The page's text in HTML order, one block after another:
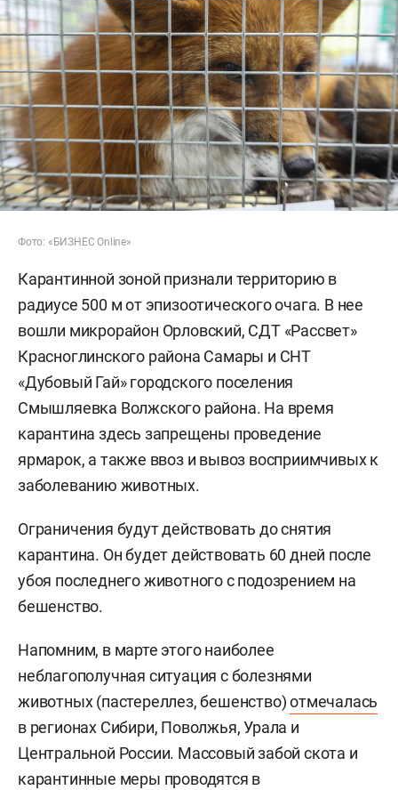
Фото: «БИЗНЕС Online»
Карантинной зоной признали территорию в
радиусе 500 м от эпизоотического очага. В нее
вошли микрорайон Орловский, СДТ «Рассвет»
Красноглинского района Самары и СНТ
«Дубовый Гай» городского поселения
Смышляевка Волжского района. На время
карантина здесь запрещены проведение
ярмарок, а также ввоз и вывоз восприимчивых к
заболеванию животных.
Ограничения будут действовать до снятия
карантина. Он будет действовать 60 дней после
убоя последнего животного с подозрением на
бешенство.
Напомним, в марте этого наиболее
неблагополучная ситуация с болезнями
животных (пастереллез, бешенство)отмечалась
в регионах Сибири, Поволжья, Урала и
Центральной России. Массовый забой скота и
карантинные меры проводятся в